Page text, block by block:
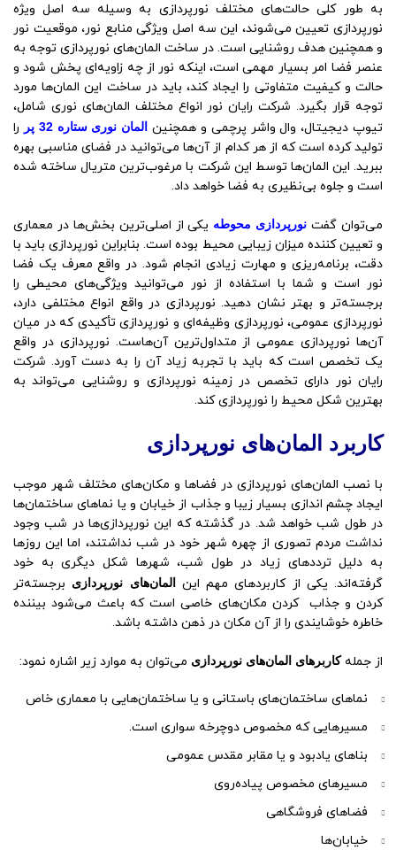
به طور کلی حالت‌های مختلف نورپردازی به وسیله سه اصل ویژه
نورپردازی تعیین می‌شوند، این سه اصل ویژگی منابع نور، موقعیت نور
و همچنین هدف روشنایی است. در ساخت المان‌های نورپردازی توجه به
عنصر فضا امر بسیار مهمی است، اینکه نور از چه زاویه‌ای پخش شود و
حالت و کیفیت متفاوتی را ایجاد کند، باید در ساخت این المان‌ها مورد
توجه قرار بگیرد. شرکت رایان نور انواع مختلف المان‌های نوری شامل،
تیوپ دیجیتال، وال واشر پرچمی و همچنین المان نوری ستاره 32 پر
را
تولید کرده است که از هر کدام از آن‌ها می‌توانید در فضای مناسبی بهره
ببرید. این المان‌ها توسط این شرکت با مرغوب‌ترین متریال ساخته شده
است و جلوه بی‌نظیری به فضا خواهد داد.
می‌توان گفت نورپردازی محوطه یکی از اصلی‌ترین بخش‌ها در معماری
و تعیین کننده میزان زیبایی محیط بوده است. بنابراین نورپردازی باید با
دقت، برنامه‌ریزی و مهارت زیادی انجام شود. در واقع معرف یک فضا
نور است و شما با استفاده از نور می‌توانید ویژگی‌های محیطی را
برجسته‌تر و بهتر نشان دهید. نورپردازی در واقع انواع مختلفی دارد،
نورپردازی عمومی، نورپردازی وظیفه‌ای و نورپردازی تأکیدی که در میان
آن‌ها نورپردازی عمومی از متداول‌ترین آن‌هاست. نورپردازی در واقع
یک تخصص است که باید با تجربه زیاد آن را به دست آورد. شرکت
رایان نور دارای تخصص در زمینه نورپردازی و روشنایی می‌تواند به
بهترین شکل محیط را نورپردازی کند.
کاربرد المان‌های نورپردازی
با نصب المان‌های نورپردازی در فضاها و مکان‌های مختلف شهر موجب
ایجاد چشم اندازی بسیار زیبا و جذاب از خیابان و یا نماهای ساختمان‌ها
در طول شب خواهد شد. در گذشته که این نورپردازی‌ها در شب وجود
نداشت مردم تصوری از چهره شهر خود در شب نداشتند، اما این روزها
به دلیل ترددهای زیاد در طول شب، شهرها شکل دیگری به خود
گرفته‌اند. یکی از کاربردهای مهم این المان‌های نورپردازی برجسته‌تر
کردن و جذاب کردن مکان‌های خاصی است که باعث می‌شود بیننده
خاطره خوشایندی را از آن مکان در ذهن داشته باشد.
از جملهکاربرهای المان‌های نورپردازی می‌توان به موارد زیر اشاره نمود:
نماهای ساختمان‌های باستانی و یا ساختمان‌هایی با معماری خاص
مسیرهایی که مخصوص دوچرخه سواری است.
بناهای یادبود و یا مقابر مقدس عمومی
مسیرهای مخصوص پیاده‌روی
فضاهای فروشگاهی
خیابان‌ها